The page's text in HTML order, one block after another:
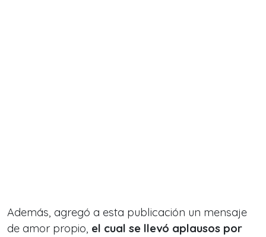
Además, agregó a esta publicación un mensaje
de amor propio, el cual se llevó aplausos por